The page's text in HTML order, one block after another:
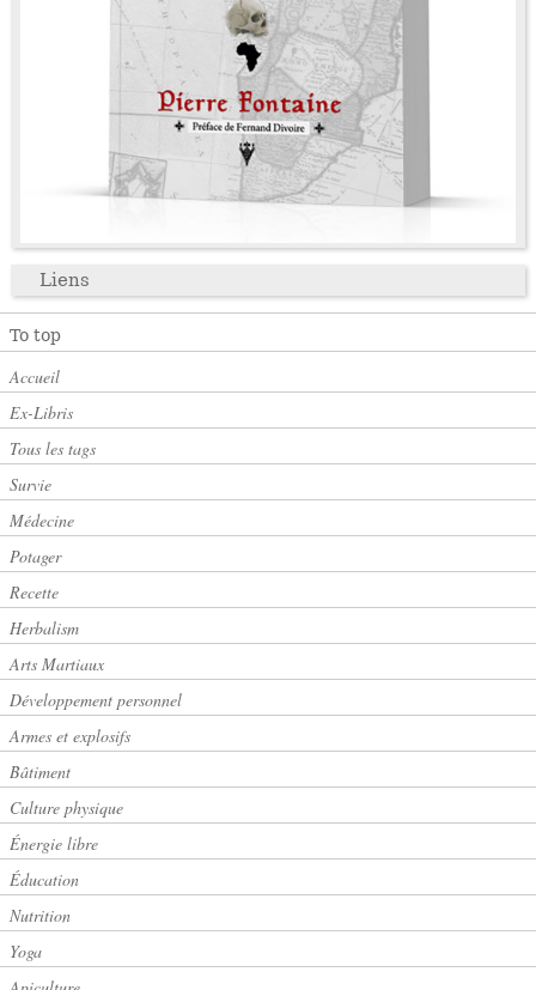
Liens
To top
Accueil
Ex-Libris
Tous les tags
Survie
Médecine
Potager
Recette
Herbalism
Arts Martiaux
Développement personnel
Armes et explosifs
Bâtiment
Culture physique
Énergie libre
Éducation
Nutrition
Yoga